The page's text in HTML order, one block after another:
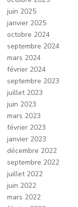
juin 2025
janvier 2025
octobre 2024
septembre 2024
mars 2024
février 2024
septembre 2023
juillet 2023
juin 2023
mars 2023
février 2023
janvier 2023
décembre 2022
septembre 2022
juillet 2022
juin 2022
mars 2022